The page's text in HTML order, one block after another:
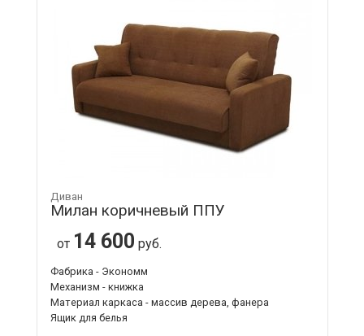
Диван
Милан коричневый ППУ
от 14 600 руб.
Фабрика - Экономм
Механизм - книжка
Материал каркаса - массив дерева, фанера
Ящик для белья